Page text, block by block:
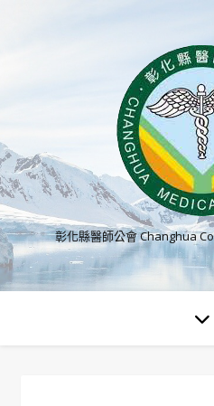
彰化縣醫師公會 Changhua